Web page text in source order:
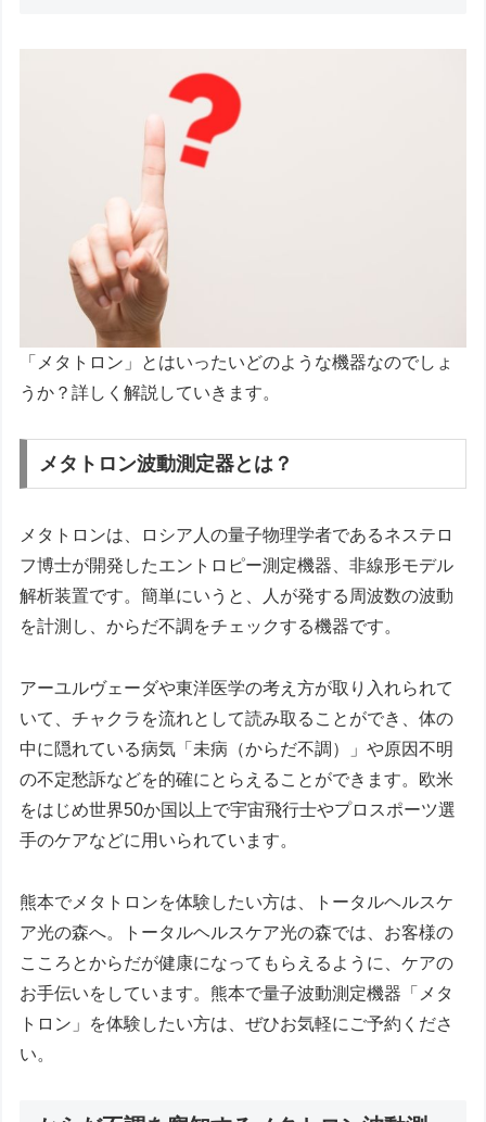
「メタトロン」とはいったいどのような機器なのでしょ
うか？詳しく解説していきます。
メタトロン波動測定器とは？
メタトロンは、ロシア人の量子物理学者であるネステロ
フ博士が開発したエントロピー測定機器、非線形モデル
解析装置です。簡単にいうと、人が発する周波数の波動
を計測し、からだ不調をチェックする機器です。
アーユルヴェーダや東洋医学の考え方が取り入れられて
いて、チャクラを流れとして読み取ることができ、体の
中に隠れている病気「未病（からだ不調）」や原因不明
の不定愁訴などを的確にとらえることができます。欧米
をはじめ世界50か国以上で宇宙飛行士やプロスポーツ選
手のケアなどに用いられています。
熊本でメタトロンを体験したい方は、トータルヘルスケ
ア光の森へ。トータルヘルスケア光の森では、お客様の
こころとからだが健康になってもらえるように、ケアの
お手伝いをしています。熊本で量子波動測定機器「メタ
トロン」を体験したい方は、ぜひお気軽にご予約くださ
い。